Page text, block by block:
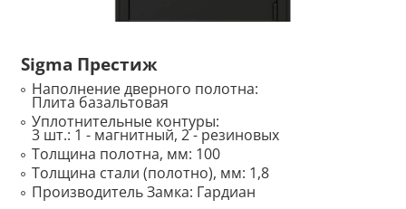
Sigma Престиж
Наполнение дверного полотна:
Плита базальтовая
Уплотнительные контуры:
3 шт.: 1 - магнитный, 2 - резиновых
Толщина полотна, мм: 100
Толщина стали (полотно), мм: 1,8
Производитель Замка: Гардиан